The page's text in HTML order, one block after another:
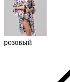
розовый